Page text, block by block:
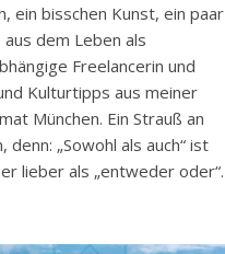
ein bisschen Kunst, ein paar
dem Leben als
Freelancerin und
Kulturtipps aus meiner
München. Ein Strauß an
denn: „Sowohl als auch“ ist
lieber als „entweder oder“.